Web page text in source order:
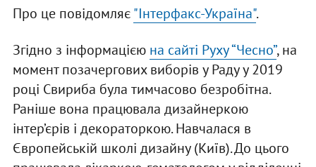
Про це повідомляє"Інтерфакс-Україна".
Згідно з інформацією на сайті Руху “Чесно”, на
момент позачергових виборів у Раду у 2019
році Свириба була тимчасово безробітна.
Раніше вона працювала дизайнеркою
інтер’єрів і декораторкою. Навчалася в
Європейській школі дизайну (Київ). До цього